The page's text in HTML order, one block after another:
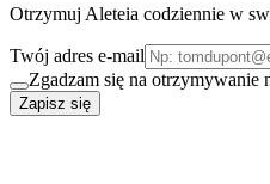
Otrzymuj Aleteia codziennie w
Twój adres e-mail
Zgadzam się na otrzymywanie
Zapisz się